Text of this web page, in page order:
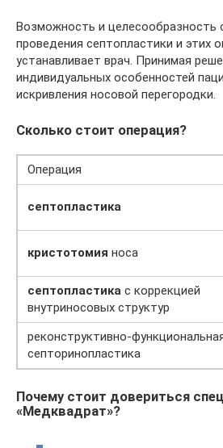
Возможность и целесообразность
проведения септопластики и этих
устанавливает врач. Принимая
индивидуальных особенностей
искривления носовой перегородки.
Сколько стоит операция?
Операция
септопластика
кристотомия носа
септопластика с коррекцией
внутриносовых структур
реконструктивно-
септоринопластика
Почему стоит довериться
«Медквадрат»?